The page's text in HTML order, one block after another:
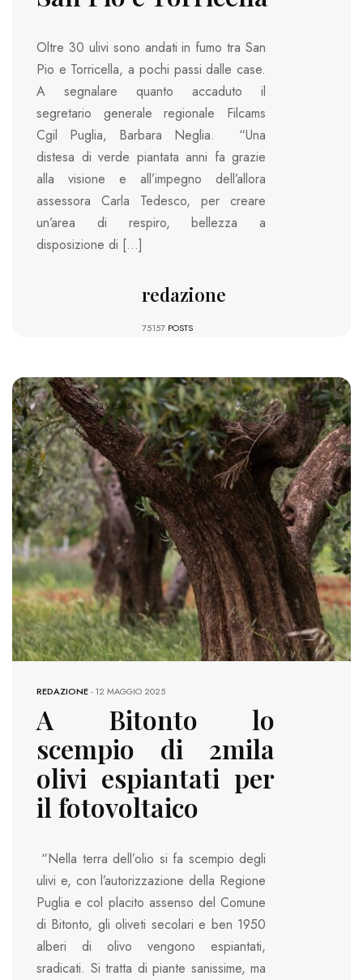
Oltre 30 ulivi sono andati in fumo tra San
Pio e Torricella, a pochi passi dalle case.
A segnalare quanto accaduto il
segretario generale regionale Filcams
Cgil Puglia, Barbara Neglia. “Una
distesa di verde piantata anni fa grazie
alla visione e all’impegno dell’allora
assessora Carla Tedesco, per creare
un’area di respiro, bellezza a
disposizione di […]
redazione
75157 POSTS
983 VIEWS
REDAZIONE-12 MAGGIO 2025
A Bitonto lo
scempio di 2mila
olivi espiantati per
il fotovoltaico
“Nella terra dell’olio si fa scempio degli
ulivi e, con l’autorizzazione della Regione
Puglia e col placito assenso del Comune
di Bitonto, gli oliveti secolari e ben 1950
alberi di olivo vengono espiantati,
sradicati. Si tratta di piante sanissime, ma